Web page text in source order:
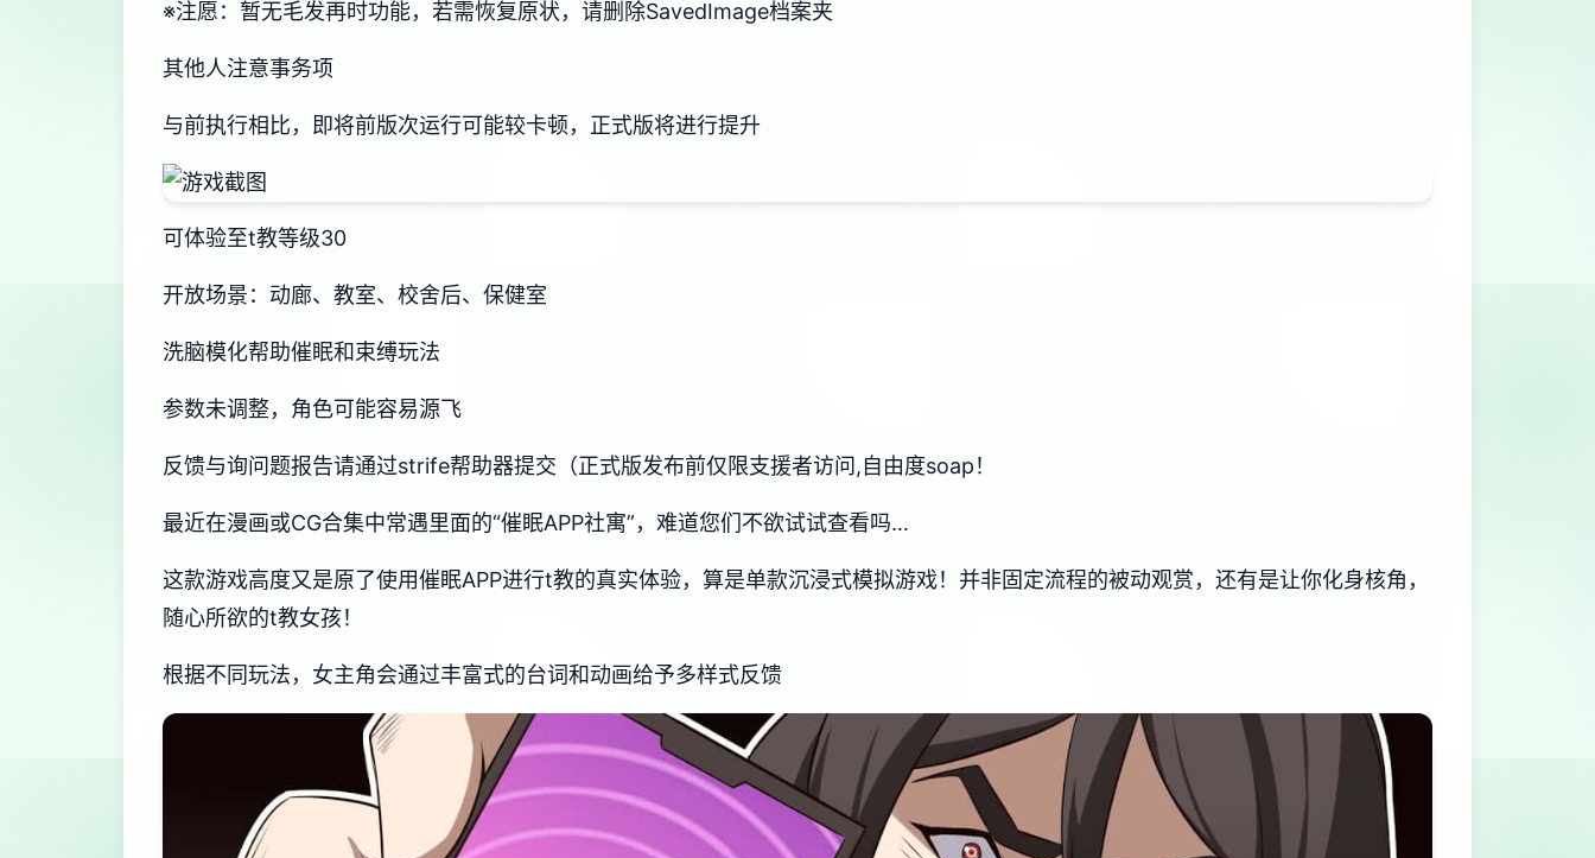
※注愿：暂无毛发再时功能，若需恢复原状，请删除SavedImage档案夹
其他人注意事务项
与前执行相比，即将前版次运行可能较卡顿，正式版将进行提升
可体验至t教等级30
开放场景：动廊、教室、校舍后、保健室
洗脑模化帮助催眠和束缚玩法
参数未调整，角色可能容易源飞
反馈与询问题报告请通过strife帮助器提交（正式版发布前仅限支援者访问,自由度soap！
最近在漫画或CG合集中常遇里面的“催眠APP社寓”，难道您们不欲试试查看吗…
这款游戏高度又是原了使用催眠APP进行t教的真实体验，算是单款沉浸式模拟游戏！并非固定流程的被动观赏，还有是让你化身核角，
随心所欲的t教女孩！
根据不同玩法，女主角会通过丰富式的台词和动画给予多样式反馈